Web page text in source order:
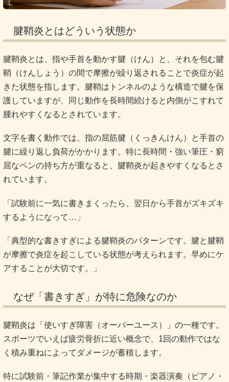
腱鞘炎とはどういう状態か
腱鞘炎とは、指や手首を動かす腱（けん）と、それを包む腱
鞘（けんしょう）の間で摩擦が繰り返されることで炎症が起
きた状態を指します。腱鞘はトンネルのような構造で腱を保
護していますが、同じ動作を長時間続けると内側がこすれて
腫れやすくなるとされています。
文字を書く動作では、指の屈筋腱（くっきんけん）と手首の
腱に繰り返し負荷がかかります。特に長時間・強い筆圧・窮
屈なペンの持ち方が重なると、腱鞘炎が起きやすくなるとさ
れています。
「試験前に一気に書きまくったら、翌日から手首がズキズキ
するようになって…」
「典型的な書きすぎによる腱鞘炎のパターンです。腱と腱鞘
が摩擦で炎症を起こしている状態が考えられます。早めにケ
アすることが大切です。」
なぜ「書きすぎ」が特に危険なのか
腱鞘炎は「使いすぎ障害（オーバーユース）」の一種です。
スポーツでいえば疲労骨折に近い概念で、1回の動作ではな
く積み重ねによってダメージが蓄積します。
特に試験前・筆記作業が集中する時期・楽器演奏（ピアノ・